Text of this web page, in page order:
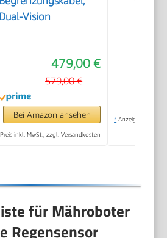
Dual-Vision
479,00 €
579,00 €
Bei Amazon ansehen
Preis inkl. MwSt., zzgl. Versandkosten
* Anzeige
für Mähroboter
Regensensor